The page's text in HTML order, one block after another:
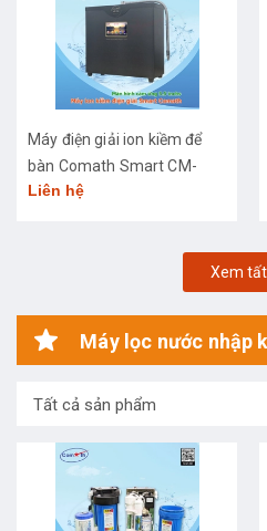
Máy điện giải ion kiềm để
bàn Comath Smart CM-
3668
Liên hệ
Xem
Máy lọc nước nhập
Tất cả sản phẩm